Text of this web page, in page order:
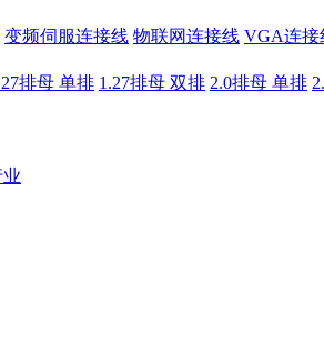
变频伺服连接线 物联网连接线 VGA连接
排母 单排 1.27排母 双排 2.0排母 单排